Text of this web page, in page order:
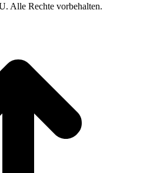
Alle Rechte vorbehalten.